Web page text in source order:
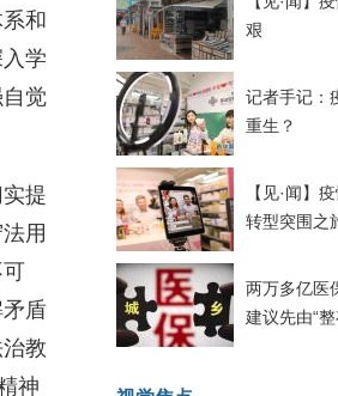
和
学
觉
提
用
盾
教
神
艰
记者手记：
重生？
【见·闻】
转型突围之
两万多亿医
建议先由“